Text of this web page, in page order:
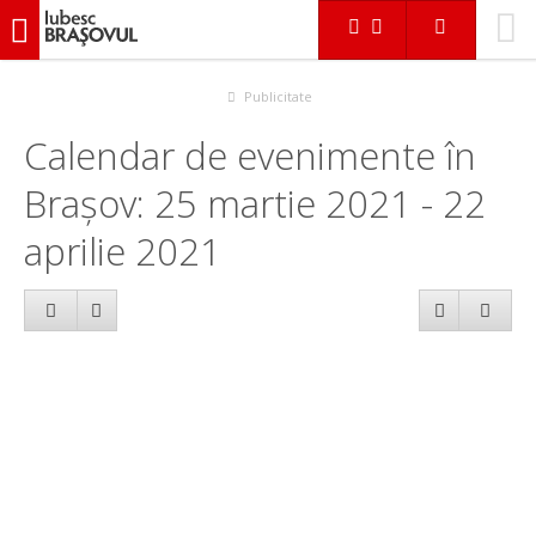
iubescbraşovul.ro
Publicitate
Calendar de evenimente în
Brașov: 25 martie 2021 - 22
aprilie 2021